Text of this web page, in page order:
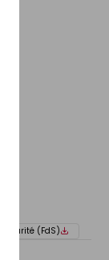
(FdS)